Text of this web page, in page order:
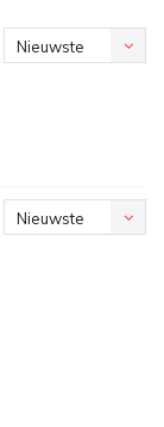
Nieuwste
Nieuwste